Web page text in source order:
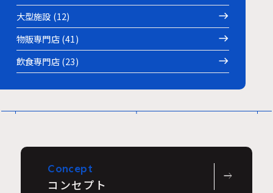
大型施設 (12)
物販専門店 (41)
飲食専門店 (23)
Concept
コンセプト
east